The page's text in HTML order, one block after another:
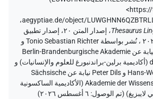
aegyptiae.de/object/،
Thesaurus،
إصدار المتن ٢٠، إصدار تطبيق
الويب ۱.٥.٢، ٢٠٢٦/٦/٥ ، نُشر بواسطة Tonio Sebastian Richter و
Daniel A. Werning نيابة عن Berlin-Brandenburgische Akademie
der Wissenschaften (أكاديمية برلين-براندنبورغ للعلوم والإنسانيات) و
Hans-Werner Fischer-Elfert و Peter Dils نيابة عن Sächsische
Akademie der Wissenschaften zu Leipzig (الأكاديمية الساكسونية
لايبزيغ) (تم الوصول: ٦ أغسطس ٢٠٢٦ )